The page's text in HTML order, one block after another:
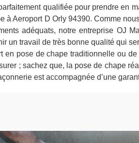
qualifiée pour prendre en
à Aeroport D Orly 94390. Comme
adéquats, notre entreprise OJ
un travail de très bonne qualité qui
en pose de chape traditionnelle ou
; sachez que, la pose de chape
est accompagnée d’une